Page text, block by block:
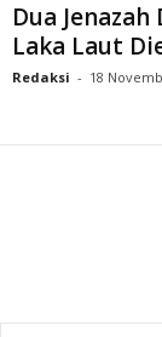
Dua
Laka Laut
Redaksi - 18